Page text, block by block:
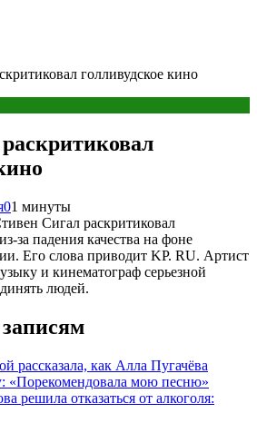
голливудское кино
01 минуты
Сигал раскритиковал
за падения качества на фоне
Его слова приводит KP. RU. Артист
и кинематограф серьезной
людей.
рассказала, как Алла Пугачёва
«Порекомендовала мою песню»
решила отказаться от алкоголя: